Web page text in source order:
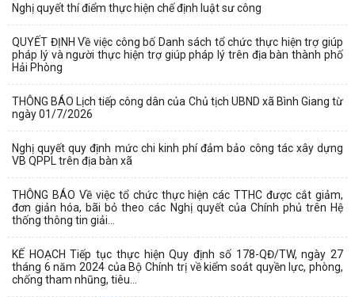
Nghị quyết thí điểm thực hiện chế định luật sư công
QUYẾT ĐỊNH Về việc công bố Danh sách tổ chức thực hiện trợ giúp
pháp lý và người thực hiện trợ giúp pháp lý trên địa bàn thành phố
Hải Phòng
THÔNG BÁO Lịch tiếp công dân của Chủ tịch UBND xã Bình Giang từ
ngày 01/7/2026
Nghị quyết quy định mức chi kinh phí đảm bảo công tác xây dựng
VB QPPL trên địa bàn xã
THÔNG BÁO Về việc tổ chức thực hiện các TTHC được cắt giảm,
đơn giản hóa, bãi bỏ theo các Nghị quyết của Chính phủ trên Hệ
thống thông tin giải...
KẾ HOẠCH Tiếp tục thực hiện Quy định số 178-QĐ/TW, ngày 27
tháng 6 năm 2024 của Bộ Chính trị về kiểm soát quyền lực, phòng,
chống tham nhũng, tiêu...